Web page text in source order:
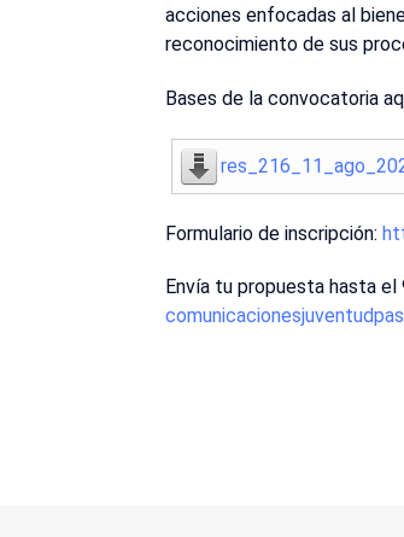
acciones enfocadas al
reconocimiento de sus
Bases de la convocatoria
Formulario de inscripción:
Envía tu propuesta hasta